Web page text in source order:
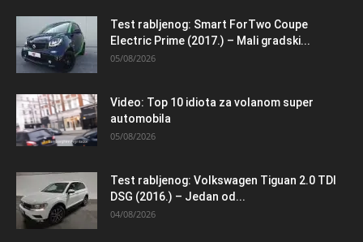
Test rabljenog: Smart ForTwo Coupe
Electric Prime (2017.) – Mali gradski...
05/08/2026
Video: Top 10 idiota za volanom super
automobila
05/08/2026
Test rabljenog: Volkswagen Tiguan 2.0 TDI
DSG (2016.) – Jedan od...
04/08/2026